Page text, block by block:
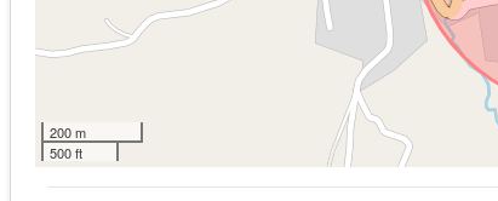
200 m
500 ft